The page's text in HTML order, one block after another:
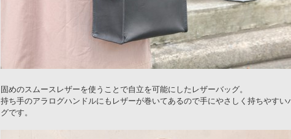
固めのスムースレザーを使うことで自立を可能にしたレザーバッグ。
持ち手のアラログハンドルにもレザーが巻いてあるので手にやさしく持ちやすい
グです。